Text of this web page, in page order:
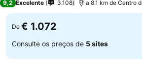
9,2 Excelente 3.108 a 8.1 km de Centro
De € 1.072
Consulte os preços de 5 sites